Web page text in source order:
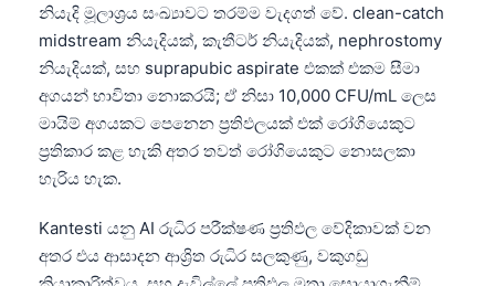
නියැදි මූලාශ්‍රය සංඛ්‍යාවට තරම්ම වැදගත් වේ. clean-catch
midstream නියැදියක්, කැතීටර් නියැදියක්, nephrostomy
නියැදියක්, සහ suprapubic aspirate එකක් එකම සීමා
අගයන් භාවිතා නොකරයි; ඒ නිසා 10,000 CFU/mL ලෙස
මායිම් අගයකට පෙනෙන ප්‍රතිඵලයක් එක් රෝගියෙකුට
ප්‍රතිකාර කළ හැකි අතර තවත් රෝගියෙකුට නොසලකා
හැරිය හැක.
Kantesti යනු AI රුධිර පරීක්ෂණ ප්‍රතිඵල වේදිකාවක් වන
අතර එය ආසාදන ආශ්‍රිත රුධිර සලකුණු, වකුගඩු